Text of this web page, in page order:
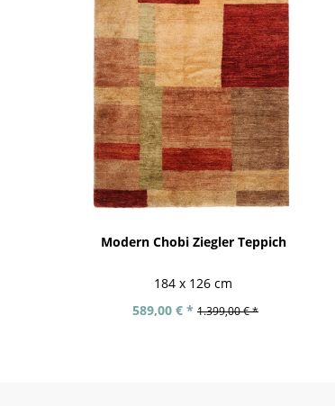
Modern Chobi Ziegler Teppich
184 x 126 cm
589,00 € * 1.399,00 € *